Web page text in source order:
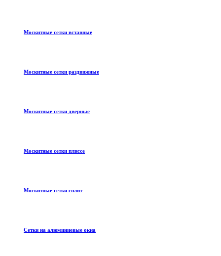
Москитные сетки вставные
Москитные сетки раздвижные
Москитные сетки дверные
Москитные сетки плиссе
Москитные сетки сплит
Сетки на алюминиевые окна